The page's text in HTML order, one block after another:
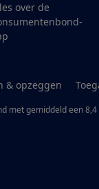
over de
& opzeggen
met gemiddeld een 8,4